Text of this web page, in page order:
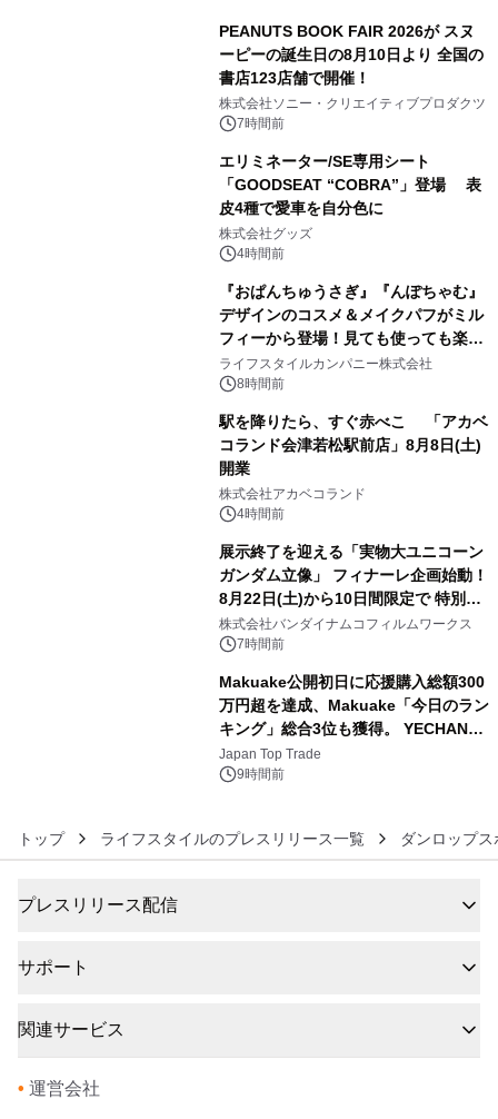
PEANUTS BOOK FAIR 2026が スヌ
ーピーの誕生日の8月10日より 全国の
書店123店舗で開催！
株式会社ソニー・クリエイティブプロダクツ
7時間前
エリミネーター/SE専用シート
「GOODSEAT “COBRA”」登場 表
皮4種で愛車を自分色に
株式会社グッズ
4時間前
『おぱんちゅうさぎ』『んぽちゃむ』
デザインのコスメ＆メイクパフがミル
フィーから登場！見ても使っても楽し
い、ポップでキュートなコレクショ
ン。
ライフスタイルカンパニー株式会社
8時間前
駅を降りたら、すぐ赤べこ 「アカベ
コランド会津若松駅前店」8月8日(土)
開業
株式会社アカベコランド
4時間前
展示終了を迎える「実物大ユニコーン
ガンダム立像」 フィナーレ企画始動！
8月22日(土)から10日間限定で 特別映
像『UNICORN GUNDAM Statue ―
BEYOND POSSIBILITY ―』を上映！
株式会社バンダイナムコフィルムワークス
7時間前
Makuake公開初日に応援購入総額300
万円超を達成、Makuake「今日のラン
キング」総合3位も獲得。 YECHAN音
浴シンギングボウル第2弾の大型サイ
ズ（XL・2XL・3XL）を先行販売中
Japan Top Trade
9時間前
トップ ライフスタイルのプレスリリース一覧 ダンロップ
プレスリリース配信
サポート
関連サービス
• 運営会社